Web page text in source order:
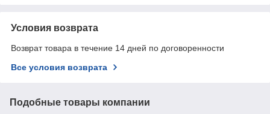
Условия возврата
Возврат товара в течение 14 дней по договоренности
Все условия возврата
Подобные товары компании